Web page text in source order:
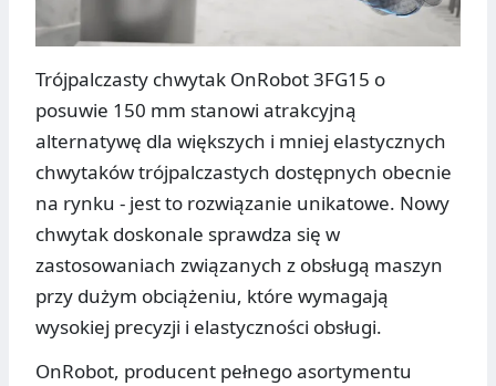
Trójpalczasty chwytak OnRobot 3FG15 o
posuwie 150 mm stanowi atrakcyjną
alternatywę dla większych i mniej elastycznych
chwytaków trójpalczastych dostępnych obecnie
na rynku - jest to rozwiązanie unikatowe. Nowy
chwytak doskonale sprawdza się w
zastosowaniach związanych z obsługą maszyn
przy dużym obciążeniu, które wymagają
wysokiej precyzji i elastyczności obsługi.
OnRobot, producent pełnego asortymentu